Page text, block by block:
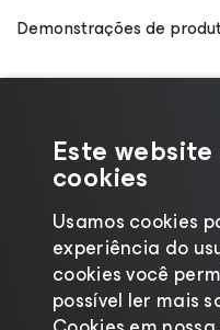
Demonstrações de
Este
cookies
Usamos cookies
experiência do
cookies você
possível ler mais